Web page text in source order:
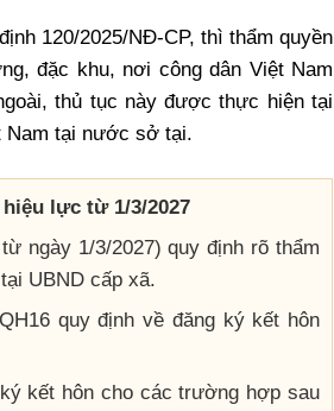
120/2025/NĐ-CP, thì thẩm quyền
đặc khu, nơi công dân Việt Nam
thủ tục này được thực hiện tại
Nam tại nước sở tại.
lực từ 1/3/2027
ngày 1/3/2027) quy định rõ thẩm
UBND cấp xã.
quy định về đăng ký kết hôn
kết hôn cho các trường hợp sau